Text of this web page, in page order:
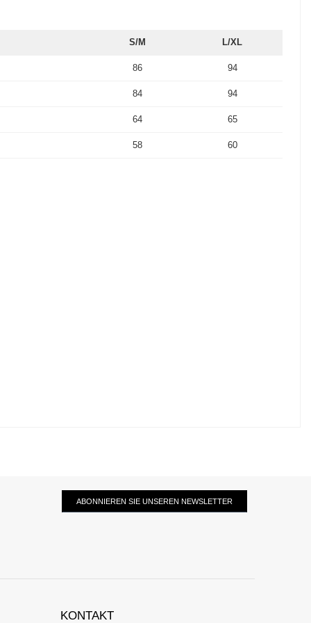
S/M L/XL
86 94
84 94
64 65
58 60
ABONNIEREN SIE UNSEREN NEWSLETTER
KONTAKT